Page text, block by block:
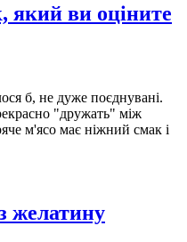
який ви оціните
б, не дуже поєднувані.
"дружать" між
м'ясо має ніжний смак і
желатину